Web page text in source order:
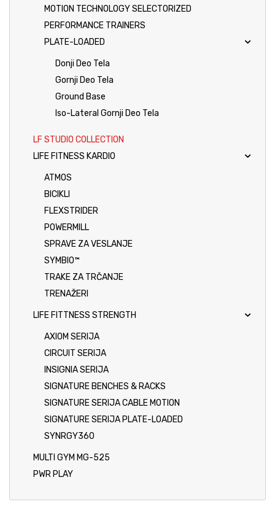
MOTION TECHNOLOGY SELECTORIZED
PERFORMANCE TRAINERS
PLATE-LOADED
Donji Deo Tela
Gornji Deo Tela
Ground Base
Iso-Lateral Gornji Deo Tela
LF STUDIO COLLECTION
LIFE FITNESS KARDIO
ATMOS
BICIKLI
FLEXSTRIDER
POWERMILL
SPRAVE ZA VESLANJE
SYMBIO™
TRAKE ZA TRČANJE
TRENAŽERI
LIFE FITTNESS STRENGTH
AXIOM SERIJA
CIRCUIT SERIJA
INSIGNIA SERIJA
SIGNATURE BENCHES & RACKS
SIGNATURE SERIJA CABLE MOTION
SIGNATURE SERIJA PLATE-LOADED
SYNRGY360
MULTI GYM MG-525
PWR PLAY